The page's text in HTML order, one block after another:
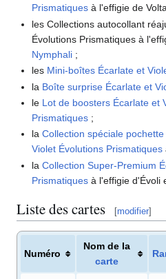
Prismatiques à l'effigie de
les Collections autocollant
Évolutions Prismatiques à
Nymphali ;
les Mini-boîtes Écarlate et
la Boîte surprise Écarlate et
le Lot de boosters Écarlate et
Prismatiques ;
laCollection spéciale
Violet Évolutions Prismatiques
laCollection Super-Premium
Prismatiques à l'effigie d'Évoli
Liste des cartes [modifier]
Numéro
Nom de la
carte